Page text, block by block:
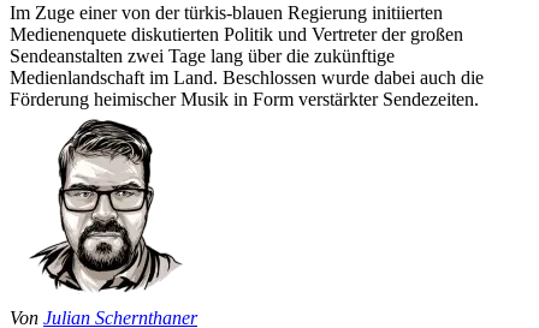
Im Zuge einer von der türkis-blauen Regierung initiierten
Medienenquete diskutierten Politik und Vertreter der großen
Sendeanstalten zwei Tage lang über die zukünftige
Medienlandschaft im Land. Beschlossen wurde dabei auch die
Förderung heimischer Musik in Form verstärkter Sendezeiten.
Von Julian Schernthaner